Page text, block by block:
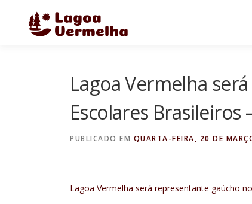
conteúdo
Lagoa Vermelha
Escolares Brasileiros
PUBLICADO EM QUARTA-FEIRA, 20 DE
Lagoa Vermelha será representante gaúcho